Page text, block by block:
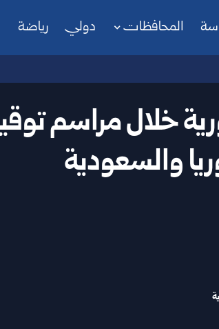
المحافظات دولي رياضة
خلال مراسم
والسعودية